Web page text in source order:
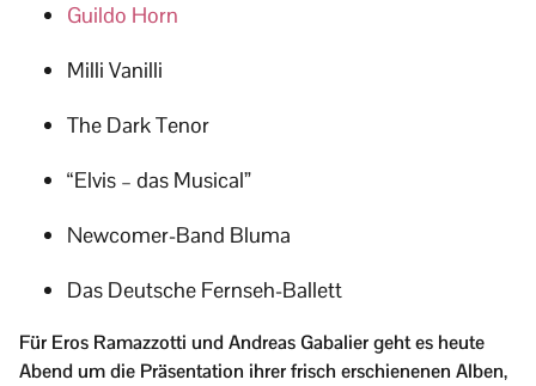
Guildo Horn
Milli Vanilli
The Dark Tenor
“Elvis – das Musical”
Newcomer-Band Bluma
Das Deutsche Fernseh-Ballett
Für Eros Ramazzotti und Andreas Gabalier geht es heute
Abend um die Präsentation ihrer frisch erschienenen Alben,